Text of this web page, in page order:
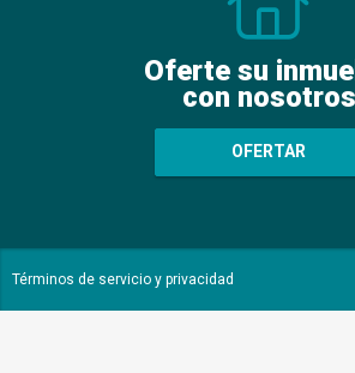
Oferte su
con nosotros
OFERTAR
Términos de servicio y privacidad